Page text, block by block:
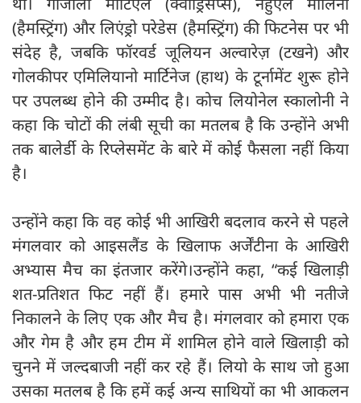
(हैमस्ट्रिंग) और लिएंड्रो परेडेस (हैमस्ट्रिंग) की फिटनेस पर भी
संदेह है, जबकि फॉरवर्ड जूलियन अल्वारेज़ (टखने) और
गोलकीपर एमिलियानो मार्टिनेज (हाथ) के टूर्नामेंट शुरू होने
पर उपलब्ध होने की उम्मीद है। कोच लियोनेल स्कालोनी ने
कहा कि चोटों की लंबी सूची का मतलब है कि उन्होंने अभी
तक बालेर्डी के रिप्लेसमेंट के बारे में कोई फैसला नहीं किया
है।
उन्होंने कहा कि वह कोई भी आखिरी बदलाव करने से पहले
मंगलवार को आइसलैंड के खिलाफ अर्जेंटीना के आखिरी
अभ्यास मैच का इंतजार करेंगे।उन्होंने कहा, “कई खिलाड़ी
शत-प्रतिशत फिट नहीं हैं। हमारे पास अभी भी नतीजे
निकालने के लिए एक और मैच है। मंगलवार को हमारा एक
और गेम है और हम टीम में शामिल होने वाले खिलाड़ी को
चुनने में जल्दबाजी नहीं कर रहे हैं। लियो के साथ जो हुआ
उसका मतलब है कि हमें कई अन्य साथियों का भी आकलन